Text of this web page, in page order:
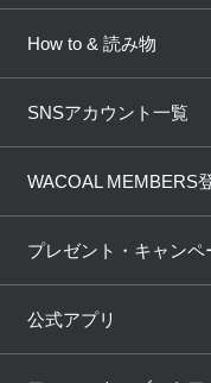
AMPHI
OUR WACOAL
WACOAL Remamma
Licensed Brands
ブラ無料診断
3Dボディスキャン
新着情報
商品回収
ニュース＆トピックス
How to & 読み物
下着の基礎知識
ブラパン
大人の工場見学inベト
SNSアカウント一覧
WACOAL MEMBERS
プレゼント・キャンペ
公式アプリ